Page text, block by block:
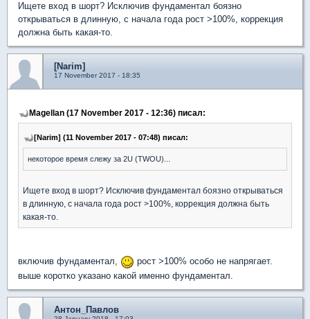
Ищете вход в шорт? Исключив фундаментал боязно
открываться в длинную, с начала года рост >100%, коррекция
должна быть какая-то.
[Narim]
17 November 2017 - 18:35
Magellan (17 November 2017 - 12:36) писал:
[Narim] (11 November 2017 - 07:48) писал:
некоторое время слежу за 2U (TWOU)...
Ищете вход в шорт? Исключив фундаментал боязно открываться
в длинную, с начала года рост >100%, коррекция должна быть
какая-то.
включив фундаментал,
рост >100% особо не напрягает.
выше коротко указано какой именно фундаментал.
Антон_Павлов